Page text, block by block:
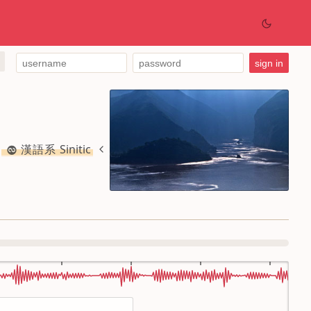
漢語系 Sinitic